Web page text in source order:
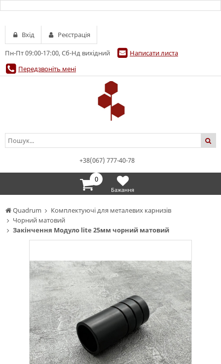
Quadrum
Комплектуючі для металевих карнизів
Чорний матовий
Закінчення Модуло lite 25мм чорний матовий
Пн-Пт 09:00-17:00, Сб-Нд вихідний
Написати листа
Передзвоніть мені
Вхід Реєстрація
+38(067) 777-40-78
0
Бажання